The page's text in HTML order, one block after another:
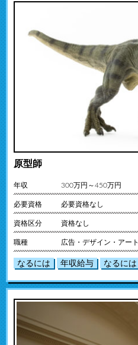
原型師
年収 300万円～450万円
必要資格 必要資格なし
資格区分 資格なし
職種 広告・デザイン・アート
なるには 年収給与 なるには